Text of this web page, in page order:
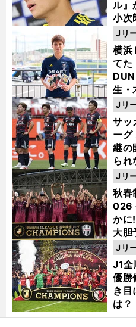
ル』
小次
横浜
てた
生・
った
Jリ
サッ
ーグ
継の
られ
Jリ
秋春
026
か
大胆
Jリ
J1
優
き目
は？
Jリ